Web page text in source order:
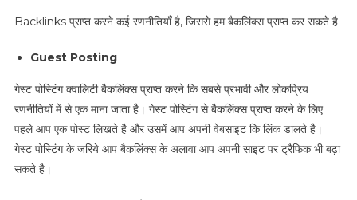
Backlinks प्राप्त करने कई रणनीतियाँ है, जिससे हम बैकलिंक्स प्राप्त कर सकते है
Guest Posting
गेस्ट पोस्टिंग क्वालिटी बैकलिंक्स प्राप्त करने कि सबसे प्रभावी और लोकप्रिय
रणनीतियों में से एक माना जाता है। गेस्ट पोस्टिंग से बैकलिंक्स प्राप्त करने के लिए
पहले आप एक पोस्ट लिखते है और उसमें आप अपनी वेबसाइट कि लिंक डालते है।
गेस्ट पोस्टिंग के जरिये आप बैकलिंक्स के अलावा आप अपनी साइट पर ट्रैफिक भी बढ़ा
सकते है।